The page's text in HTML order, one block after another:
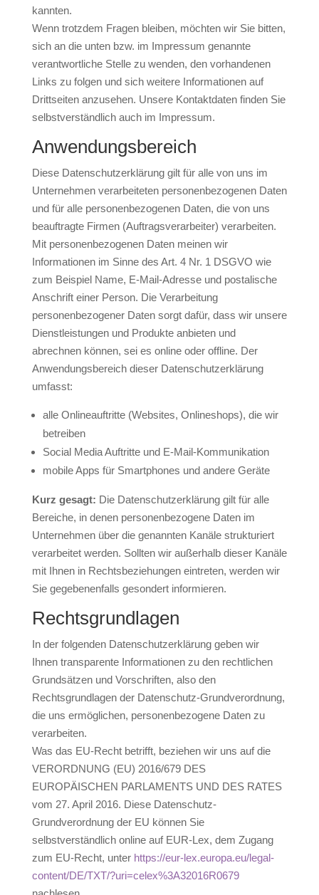
kannten.
Wenn trotzdem Fragen bleiben, möchten wir Sie bitten,
sich an die unten bzw. im Impressum genannte
verantwortliche Stelle zu wenden, den vorhandenen
Links zu folgen und sich weitere Informationen auf
Drittseiten anzusehen. Unsere Kontaktdaten finden Sie
selbstverständlich auch im Impressum.
Anwendungsbereich
Diese Datenschutzerklärung gilt für alle von uns im
Unternehmen verarbeiteten personenbezogenen Daten
und für alle personenbezogenen Daten, die von uns
beauftragte Firmen (Auftragsverarbeiter) verarbeiten.
Mit personenbezogenen Daten meinen wir
Informationen im Sinne des Art. 4 Nr. 1 DSGVO wie
zum Beispiel Name, E-Mail-Adresse und postalische
Anschrift einer Person. Die Verarbeitung
personenbezogener Daten sorgt dafür, dass wir unsere
Dienstleistungen und Produkte anbieten und
abrechnen können, sei es online oder offline. Der
Anwendungsbereich dieser Datenschutzerklärung
umfasst:
alle Onlineauftritte (Websites, Onlineshops), die wir
betreiben
Social Media Auftritte und E-Mail-Kommunikation
mobile Apps für Smartphones und andere Geräte
Kurz gesagt: Die Datenschutzerklärung gilt für alle
Bereiche, in denen personenbezogene Daten im
Unternehmen über die genannten Kanäle strukturiert
verarbeitet werden. Sollten wir außerhalb dieser Kanäle
mit Ihnen in Rechtsbeziehungen eintreten, werden wir
Sie gegebenenfalls gesondert informieren.
Rechtsgrundlagen
In der folgenden Datenschutzerklärung geben wir
Ihnen transparente Informationen zu den rechtlichen
Grundsätzen und Vorschriften, also den
Rechtsgrundlagen der Datenschutz-Grundverordnung,
die uns ermöglichen, personenbezogene Daten zu
verarbeiten.
Was das EU-Recht betrifft, beziehen wir uns auf die
VERORDNUNG (EU) 2016/679 DES
EUROPÄISCHEN PARLAMENTS UND DES RATES
vom 27. April 2016. Diese Datenschutz-
Grundverordnung der EU können Sie
selbstverständlich online auf EUR-Lex, dem Zugang
zum EU-Recht, unter https://eur-lex.europa.eu/legal-
content/DE/TXT/?uri=celex%3A32016R0679